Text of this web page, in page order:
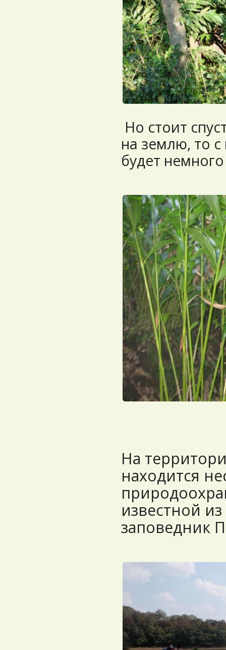
Но стоит
на землю, то с
будет
На
находится
известной
заповедник